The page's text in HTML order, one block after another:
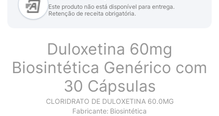
Este produto não está disponível para entrega.
Retenção de receita obrigatória.
Duloxetina 60mg
Biosintética Genérico com
30 Cápsulas
CLORIDRATO DE DULOXETINA 60.0MG
Fabricante: Biosintética